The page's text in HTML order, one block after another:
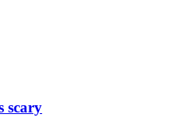
scary